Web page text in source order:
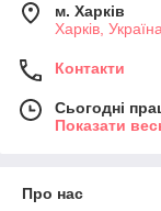
м. Харків
Харків, Україна
Контакти
Сьогодні
Показати
Про нас